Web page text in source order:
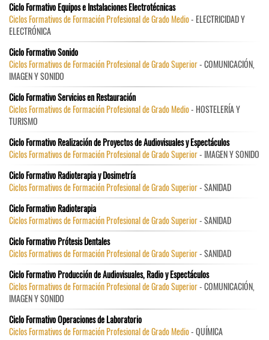
Ciclo Formativo Equipos e Instalaciones Electrotécnicas
Ciclos Formativos de Formación Profesional de Grado Medio- ELECTRICIDAD Y
ELECTRÓNICA
Ciclo Formativo Sonido
Ciclos Formativos de Formación Profesional de Grado Superior- COMUNICACIÓN,
IMAGEN Y SONIDO
Ciclo Formativo Servicios en Restauración
Ciclos Formativos de Formación Profesional de Grado Medio- HOSTELERÍA Y
TURISMO
Ciclo Formativo Realización de Proyectos de Audiovisuales y Espectáculos
Ciclos Formativos de Formación Profesional de Grado Superior- IMAGEN Y SONIDO
Ciclo Formativo Radioterapia y Dosimetría
Ciclos Formativos de Formación Profesional de Grado Superior- SANIDAD
Ciclo Formativo Radioterapia
Ciclos Formativos de Formación Profesional de Grado Superior- SANIDAD
Ciclo Formativo Prótesis Dentales
Ciclos Formativos de Formación Profesional de Grado Superior- SANIDAD
Ciclo Formativo Producción de Audiovisuales, Radio y Espectáculos
Ciclos Formativos de Formación Profesional de Grado Superior- COMUNICACIÓN,
IMAGEN Y SONIDO
Ciclo Formativo Operaciones de Laboratorio
Ciclos Formativos de Formación Profesional de Grado Medio- QUÍMICA